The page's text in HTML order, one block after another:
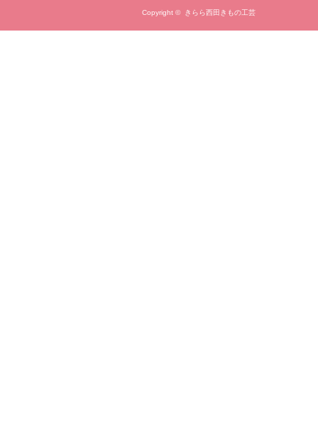
Copyright © きらら西田きもの工芸